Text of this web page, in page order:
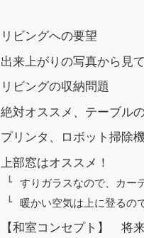
リビングへの要望
出来上がりの写真から見
リビングの収納問題
絶対オススメ、テーブル
プリンタ、ロボット掃除
上部窓はオススメ！
すりガラスなので、カー
暖かい空気は上に登るの
【和室コンセプト】 将